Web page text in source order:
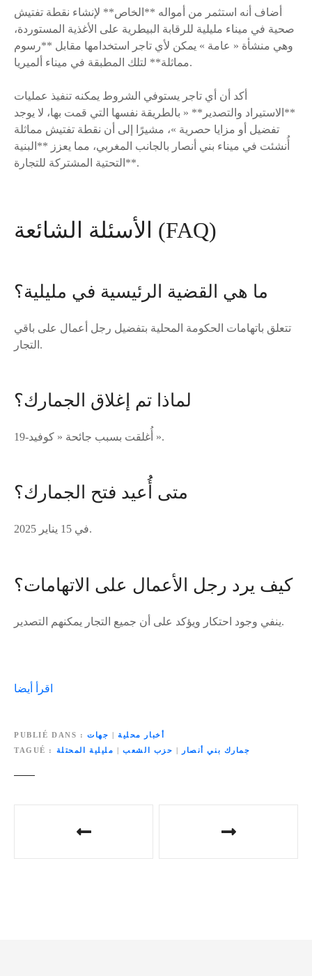
أضاف أنه استثمر من أمواله **الخاص** لإنشاء نقطة تفتيش
صحية في ميناء مليلية للرقابة البيطرية على الأغذية المستوردة،
وهي منشأة « عامة » يمكن لأي تاجر استخدامها مقابل **رسوم
مماثلة** لتلك المطبقة في ميناء ألميريا.
أكد أن أي تاجر يستوفي الشروط يمكنه تنفيذ عمليات
**الاستيراد والتصدير** « بالطريقة نفسها التي قمت بها، لا يوجد
تفضيل أو مزايا حصرية »، مشيرًا إلى أن نقطة تفتيش مماثلة
أُنشئت في ميناء بني أنصار بالجانب المغربي، مما يعزز **البنية
التحتية المشتركة للتجارة**.
الأسئلة الشائعة (FAQ)
ما هي القضية الرئيسية في مليلية؟
تتعلق باتهامات الحكومة المحلية بتفضيل رجل أعمال على باقي
التجار.
لماذا تم إغلاق الجمارك؟
أُغلقت بسبب جائحة « كوفيد-19 ».
متى أُعيد فتح الجمارك؟
في 15 يناير 2025.
كيف يرد رجل الأعمال على الاتهامات؟
ينفي وجود احتكار ويؤكد على أن جميع التجار يمكنهم التصدير.
اقرأ أيضا
PUBLIÉ DANS أخبار محلية | جهات
TAGUÉ
جمارك بني أنصار | حزب الشعب| مليلية المحتلة